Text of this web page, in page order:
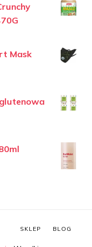
Mask
SKLEP BLOG